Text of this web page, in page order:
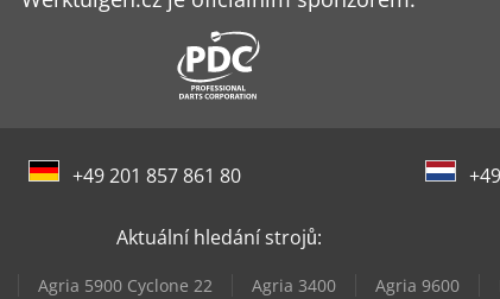
+49 201 857 861 80
Aktuální hledání strojů:
Agria 5900 Cyclone 22 Agria 3400 Agria 9600